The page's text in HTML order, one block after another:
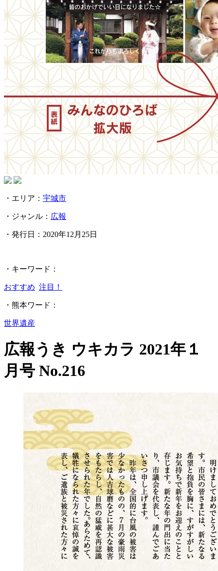
・エリア： 宇城市
・ジャンル： 広報
・発行日： 2020年12月25日
・キーワード：
おすすめ 注目！
・熊本ワード：
世界遺産
広報うき ウキカラ 2021年１
月号 No.216